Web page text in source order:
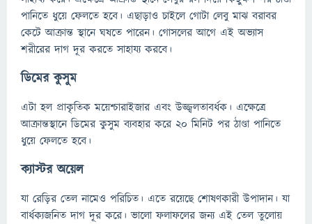
পানিতে ধুয়ে ফেলতে হবে। এছাড়াও চাইলে গোটা লেবু মাঝ বরাবর
কেটে আক্রান্ত স্থানে ঘষতে পারেন। গোসলের আগে এই অভ্যাস
শরীরের দাগ দূর করতে সাহায্য করবে।
ডিমের কুসুম
এটা হল প্রাকৃতিক ময়েশ্চারাইজার এবং উজ্জ্বলতাবর্ধক। এক্ষেত্রে
আক্রান্তস্থানে ডিমের কুসুম ব্যবহার করে ২০ মিনিট পর ঠাণ্ডা পানিতে
ধুয়ে ফেলতে হবে।
ক্যাস্টর অয়েল
যা রেড়ির তেল নামেও পরিচিত। এতে রয়েছে শোষণকারী উপাদান। যা
বার্ধক্যজনিত দাগ দূর করে। ভালো ফলাফলের জন্য এই তেল তুলোয়